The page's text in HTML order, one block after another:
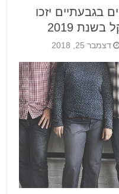
בגבעתיים יזכו
דצמבר 25, 2018